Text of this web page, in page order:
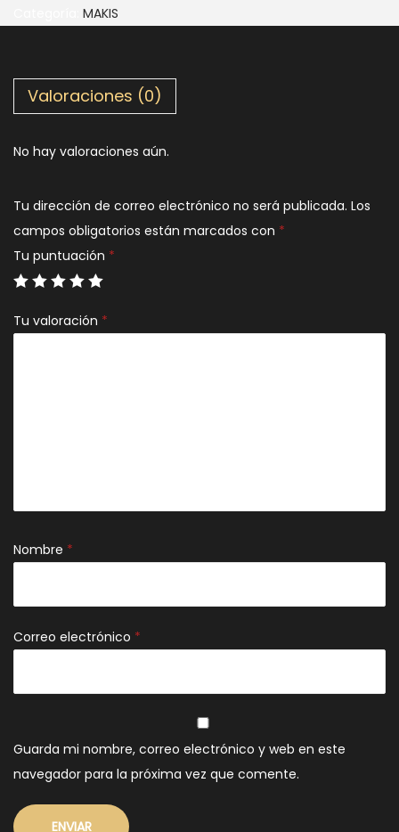
MAKIS
Valoraciones (0)
No hay valoraciones aún.
Tu dirección de correo electrónico no será publicada. Los
campos obligatorios están marcados con *
Tu puntuación *
Tu valoración *
Nombre *
Correo electrónico *
Guarda mi nombre, correo electrónico y web en este
navegador para la próxima vez que comente.